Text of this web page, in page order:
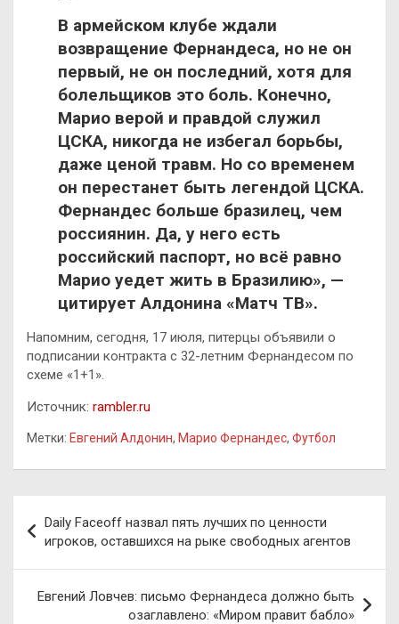
В армейском клубе ждали
возвращение Фернандеса, но не он
первый, не он последний, хотя для
болельщиков это боль. Конечно,
Марио верой и правдой служил
ЦСКА, никогда не избегал борьбы,
даже ценой травм. Но со временем
он перестанет быть легендой ЦСКА.
Фернандес больше бразилец, чем
россиянин. Да, у него есть
российский паспорт, но всё равно
Марио уедет жить в Бразилию», —
цитирует Алдонина «Матч ТВ».
Напомним, сегодня, 17 июля, питерцы объявили о
подписании контракта с 32-летним Фернандесом по
схеме «1+1».
Источник: rambler.ru
Метки: Евгений Алдонин, Марио Фернандес, Футбол
по
записям
Daily Faceoff назвал пять лучших по ценности
игроков, оставшихся на рыке свободных агентов
Евгений Ловчев: письмо Фернандеса должно быть
озаглавлено: «Миром правит бабло»